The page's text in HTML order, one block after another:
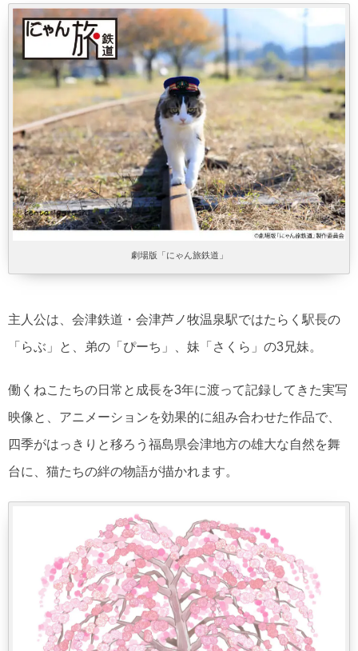
劇場版「にゃん旅鉄道」
主人公は、会津鉄道・会津芦ノ牧温泉駅ではたらく駅長の
「らぶ」と、弟の「ぴーち」、妹「さくら」の3兄妹。
働くねこたちの日常と成長を3年に渡って記録してきた実写
映像と、アニメーションを効果的に組み合わせた作品で、
四季がはっきりと移ろう福島県会津地方の雄大な自然を舞
台に、猫たちの絆の物語が描かれます。